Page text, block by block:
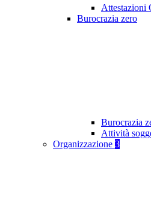
Attestazioni
Burocrazia zero
Burocrazia
Attività
Organizzazione 3